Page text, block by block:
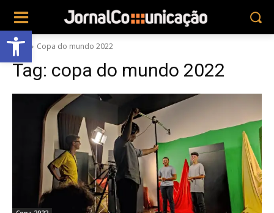
Abrir a barra de ferramentas
Tags Copa do mundo 2022
Tag: copa do mundo 2022